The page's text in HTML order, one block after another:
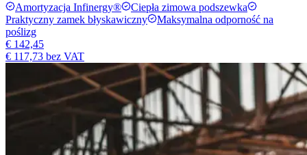
Amortyzacja Infinergy®
Ciepła zimowa podszewka
Praktyczny zamek błyskawiczny
Maksymalna odporność na
poślizg
€ 142,45
€ 117,73 bez VAT